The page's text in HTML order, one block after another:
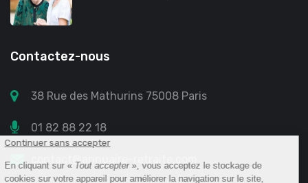
Contactez-nous
38 Rue des Mathurins 75008 Paris
01 82 88 22 18
contact@annuaire-retraite.com